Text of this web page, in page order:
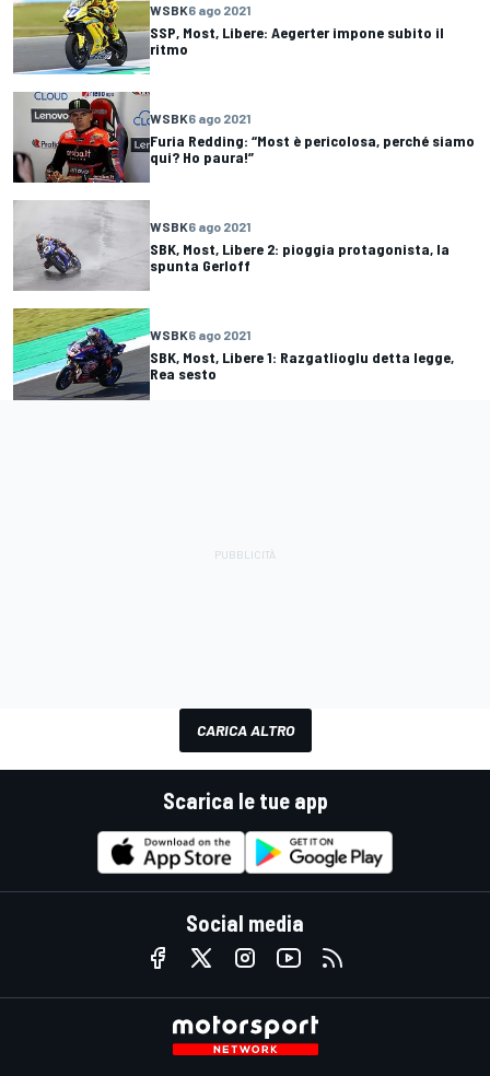
WSBK6 ago 2021
SSP, Most, Libere: Aegerter impone subito il
ritmo
WSBK6 ago 2021
Furia Redding: “Most è pericolosa, perché siamo
qui? Ho paura!”
WSBK6 ago 2021
SBK, Most, Libere 2: pioggia protagonista, la
spunta Gerloff
WSBK6 ago 2021
SBK, Most, Libere 1: Razgatlioglu detta legge,
Rea sesto
CARICA ALTRO
Scarica le tue app
Social media